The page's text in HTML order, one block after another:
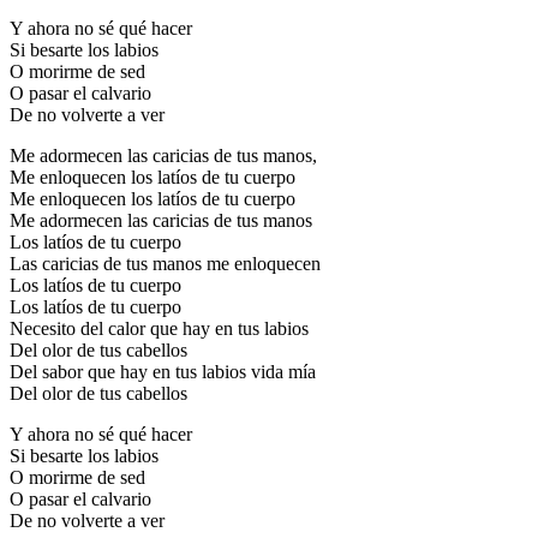
Y ahora no sé qué hacer
Si besarte los labios
O morirme de sed
O pasar el calvario
De no volverte a ver
Me adormecen las caricias de tus manos,
Me enloquecen los latíos de tu cuerpo
Me enloquecen los latíos de tu cuerpo
Me adormecen las caricias de tus manos
Los latíos de tu cuerpo
Las caricias de tus manos me enloquecen
Los latíos de tu cuerpo
Los latíos de tu cuerpo
Necesito del calor que hay en tus labios
Del olor de tus cabellos
Del sabor que hay en tus labios vida mía
Del olor de tus cabellos
Y ahora no sé qué hacer
Si besarte los labios
O morirme de sed
O pasar el calvario
De no volverte a ver